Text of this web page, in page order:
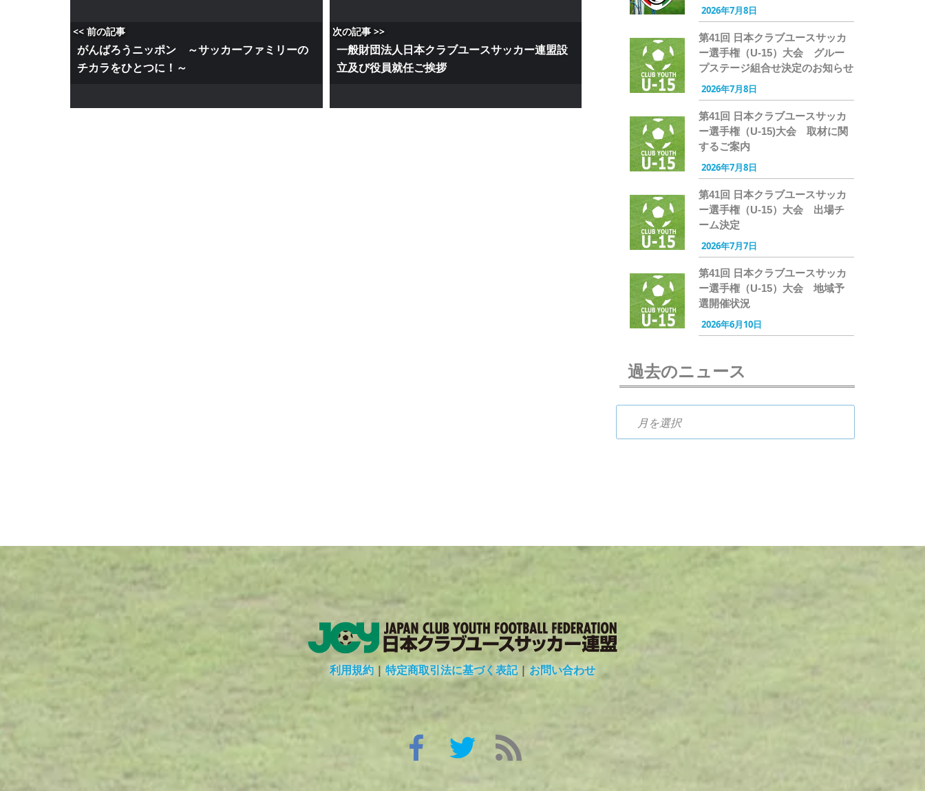
<< 前の記事
がんばろうニッポン ～サッカーファミリーの
チカラをひとつに！～
次の記事 >>
一般財団法人日本クラブユースサッカー連盟設
立及び役員就任ご挨拶
2026年7月8日
第41回 日本クラブユースサッカ
ー選手権（U-15）大会 グルー
プステージ組合せ決定のお知らせ
2026年7月8日
第41回 日本クラブユースサッカ
ー選手権（U-15)大会 取材に関
するご案内
2026年7月8日
第41回 日本クラブユースサッカ
ー選手権（U-15）大会 出場チ
ーム決定
2026年7月7日
第41回 日本クラブユースサッカ
ー選手権（U-15）大会 地域予
選開催状況
2026年6月10日
過去のニュース
利用規約 | 特定商取引法に基づく表記|お問い合わせ